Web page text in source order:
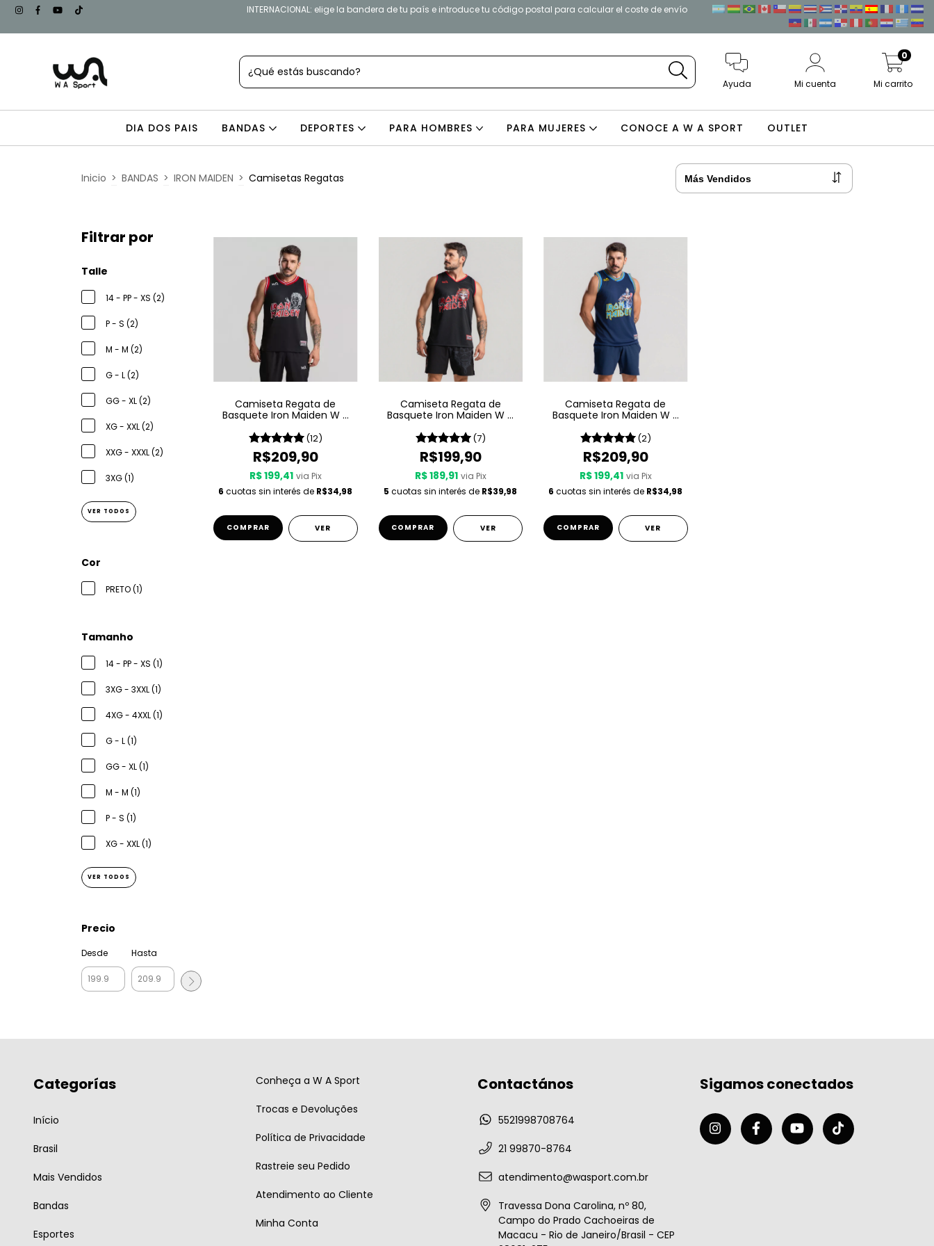
INTERNACIONAL: elige la bandera de tu país e introduce tu código postal para calcular el coste de envío
Ayuda Mi cuenta Mi carrito
0
DIA DOS PAIS BANDAS DEPORTES PARA HOMBRES PARA MUJERES CONOCE A W A SPORT OUTLET
Inicio > BANDAS > IRON MAIDEN > Camisetas Regatas
Filtrar por
Talle
14 - PP - XS (2)
P - S (2)
M - M (2)
G - L (2)
GG - XL (2)
XG - XXL (2)
XXG - XXXL (2)
3XG (1)
VER TODOS
Cor
PRETO (1)
Tamanho
14 - PP - XS (1)
3XG - 3XXL (1)
4XG - 4XXL (1)
G - L (1)
GG - XL (1)
M - M (1)
P - S (1)
XG - XXL (1)
VER TODOS
Precio
Desde Hasta
Camiseta Regata de
Basquete Iron Maiden W A
(12)
R$209,90
R$ 199,41 via Pix
6 cuotas sin interés de R$34,98
COMPRAR VER
Camiseta Regata de
Basquete Iron Maiden W A
(7)
R$199,90
R$ 189,91 via Pix
5 cuotas sin interés de R$39,98
COMPRAR VER
Camiseta Regata de
Basquete Iron Maiden W A
Seventh Son
(2)
R$209,90
R$ 199,41 via Pix
6 cuotas sin interés de R$34,98
COMPRAR VER
Categorías
Início
Brasil
Mais Vendidos
Bandas
Esportes
Conheça a W A Sport
Trocas e Devoluções
Política de Privacidade
Rastreie seu Pedido
Atendimento ao Cliente
Minha Conta
Contactános
5521998708764
21 99870-8764
atendimento@wasport.com.br
Travessa Dona Carolina, nº 80,
Campo do Prado Cachoeiras de
Macacu - Rio de Janeiro/Brasil - CEP
Sigamos conectados